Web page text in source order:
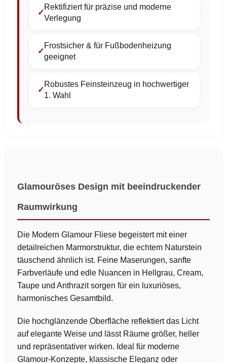
Rektifiziert für präzise und moderne
Verlegung
Frostsicher & für Fußbodenheizung
geeignet
Robustes Feinsteinzeug in hochwertiger
1. Wahl
Glamouröses Design mit beeindruckender
Raumwirkung
Die Modern Glamour Fliese begeistert mit einer
detailreichen Marmorstruktur, die echtem Naturstein
täuschend ähnlich ist. Feine Maserungen, sanfte
Farbverläufe und edle Nuancen in Hellgrau, Cream,
Taupe und Anthrazit sorgen für ein luxuriöses,
harmonisches Gesamtbild.
Die hochglänzende Oberfläche reflektiert das Licht
auf elegante Weise und lässt Räume größer, heller
und repräsentativer wirken. Ideal für moderne
Glamour-Konzepte, klassische Eleganz oder